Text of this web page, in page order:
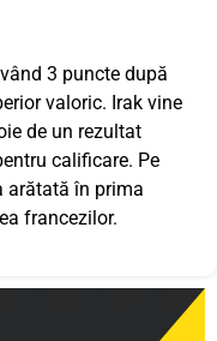
3 puncte după
valoric. Irak vine
de un rezultat
calificare. Pe
arătată în prima
francezilor.